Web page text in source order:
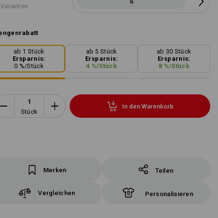
ab 1 Stück
Ersparnis:
0 %/Stück
ab 5 Stück
Ersparnis:
4 %/Stück
ab 30 Stück
Ersparnis:
8 %/Stück
Stück
In den Warenkorb
Merken Teilen
Vergleichen Personalisieren